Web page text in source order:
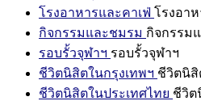
โรงอาหารและคาเฟ่ โรงอา
กิจกรรมและชมรม กิจกรรม
รอบรั้วจุฬาฯ รอบรั้วจุฬาฯ
ชีวิตนิสิตในกรุงเทพฯ ชีวิตนิสิ
ชีวิตนิสิตในประเทศไทย ชีวิต